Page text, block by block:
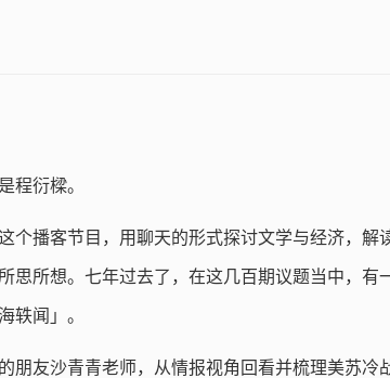
程衍樑。
个播客节目，用聊天的形式探讨文学与经济，解
思所想。七年过去了，在这几百期议题当中，有
轶闻」。
朋友沙青青老师，从情报视角回看并梳理美苏冷